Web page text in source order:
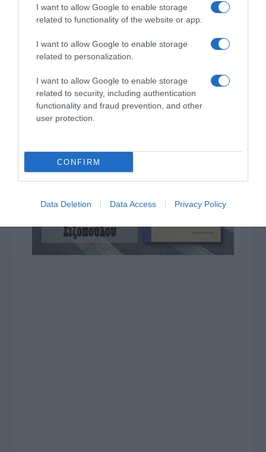
I want to allow Google to enable storage
related to functionality of the website or app.
I want to allow Google to enable storage
related to personalization.
I want to allow Google to enable storage
related to security, including authentication
functionality and fraud prevention, and other
user protection.
CONFIRM
Data Deletion Data Access Privacy Policy
ΤΟ ΒΙΒΛΙΟ ΣΤΟ “Π”